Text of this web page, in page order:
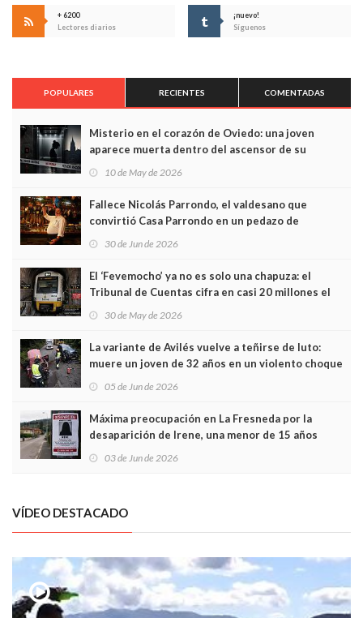
+ 6200
Lectores diarios
¡nuevo!
Síguenos
POPULARES RECIENTES COMENTADAS
Misterio en el corazón de Oviedo: una joven
aparece muerta dentro del ascensor de su
edificio y las cámaras captan sus últimos minutos
10 de May de 2026
Fallece Nicolás Parrondo, el valdesano que
convirtió Casa Parrondo en un pedazo de
Asturias en Madrid
30 de Jun de 2026
El ‘Fevemocho’ ya no es solo una chapuza: el
Tribunal de Cuentas cifra en casi 20 millones el
sobrecoste de los trenes que no cabían por los
30 de May de 2026
La variante de Avilés vuelve a teñirse de luto:
muere un joven de 32 años en un violento choque
frontal
05 de Jun de 2026
Máxima preocupación en La Fresneda por la
desaparición de Irene, una menor de 15 años
03 de Jun de 2026
VÍDEO DESTACADO